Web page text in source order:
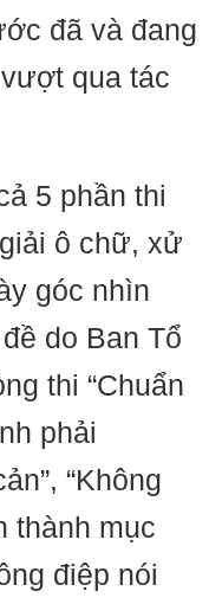
đã và đang
qua tác
5 phần thi
ô chữ, xử
góc nhìn
do Ban Tổ
thi “Chuẩn
phải
“Không
thành mục
điệp nói